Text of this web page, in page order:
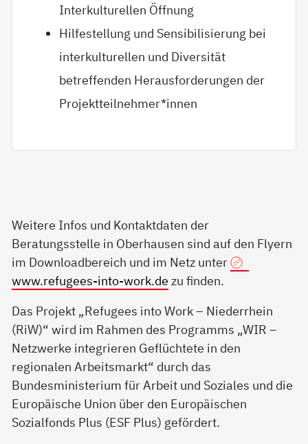
Interkulturellen Öffnung
Hilfestellung und Sensibilisierung bei
interkulturellen und Diversität
betreffenden Herausforderungen der
Projektteilnehmer*innen
Weitere Infos und Kontaktdaten der
Beratungsstelle in Oberhausen sind auf den Flyern
im Downloadbereich und im Netz unter
www.refugees-into-work.de zu finden.
Das Projekt „Refugees into Work – Niederrhein
(RiW)“ wird im Rahmen des Programms „WIR –
Netzwerke integrieren Geflüchtete in den
regionalen Arbeitsmarkt“ durch das
Bundesministerium für Arbeit und Soziales und die
Europäische Union über den Europäischen
Sozialfonds Plus (ESF Plus) gefördert.